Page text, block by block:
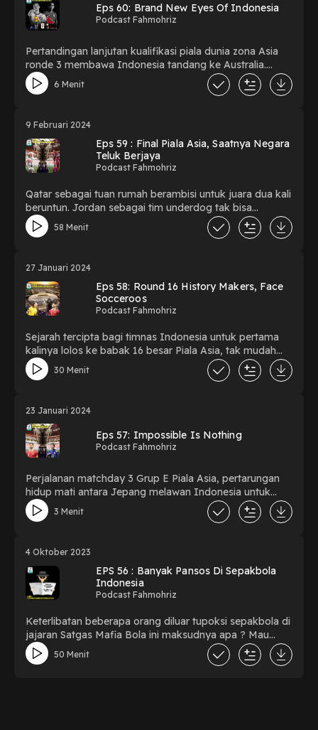
Eps 60: Brand New Eyes Of Indonesia
Podcast Fahmohriz
Pertandingan lanjutan kualifikasi piala dunia zona Asia
ronde 3 membawa Indonesia tandang ke Australia.
Dengan era baru, wajah baru, materi baru optimisme
tinggi meraih poin maksimal untuk lolos ke piala dunia.
6 Menit
9 Februari 2024
Eps 59 : Final Piala Asia, Saatnya Negara
Teluk Berjaya
Podcast Fahmohriz
Qatar sebagai tuan rumah berambisi untuk juara dua kali
beruntun. Jordan sebagai tim underdog tak bisa
dikesampingkan begitu saja. Track terakhir sedikit
ngebahas nasib Roberto Mancini di Arab Saudi, Jurgen
58 Menit
27 Januari 2024
Eps 58: Round 16 History Makers, Face
Socceroos
Podcast Fahmohriz
Sejarah tercipta bagi timnas Indonesia untuk pertama
kalinya lolos ke babak 16 besar Piala Asia, tak mudah
karna sudah ditunggu Australia disana. Ayo kita bisa
Garuda
30 Menit
23 Januari 2024
Eps 57: Impossible Is Nothing
Podcast Fahmohriz
Perjalanan matchday 3 Grup E Piala Asia, pertarungan
hidup mati antara Jepang melawan Indonesia untuk
lolos ke babak 16 besar. Tidak ada yg tidak mungkin,
kemustahilan itu tidak ada. Ayo Garuda 🇮🇩
3 Menit
4 Oktober 2023
EPS 56 : Banyak Pansos Di Sepakbola
Indonesia
Podcast Fahmohriz
Keterlibatan beberapa orang diluar tupoksi sepakbola di
jajaran Satgas Mafia Bola ini maksudnya apa ? Mau
caper, pansos, cari panggung untuk sebuah exposure ?
Udahlah capek gini-gini mulu
50 Menit